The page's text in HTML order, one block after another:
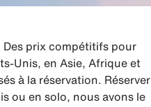
Des prix compétitifs pour
Unis, en Asie, Afrique et
à la réservation. Réserver
ou en solo, nous avons le